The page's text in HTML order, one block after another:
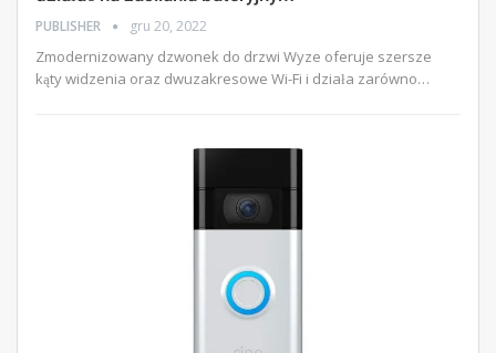
PUBLISHER gru 20, 2022
Zmodernizowany dzwonek do drzwi Wyze oferuje szersze
kąty widzenia oraz dwuzakresowe Wi-Fi i działa zarówno…